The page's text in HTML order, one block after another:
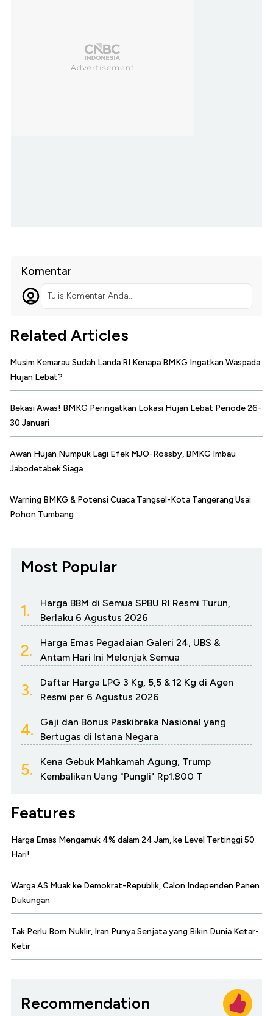
Komentar
Tulis Komentar Anda...
Related Articles
Musim Kemarau Sudah Landa RI Kenapa BMKG Ingatkan Waspada
Hujan Lebat?
Bekasi Awas! BMKG Peringatkan Lokasi Hujan Lebat Periode 26-
30 Januari
Awan Hujan Numpuk Lagi Efek MJO-Rossby, BMKG Imbau
Jabodetabek Siaga
Warning BMKG & Potensi Cuaca Tangsel-Kota Tangerang Usai
Pohon Tumbang
Most Popular
1.
Harga BBM di Semua SPBU RI Resmi Turun,
Berlaku 6 Agustus 2026
2.
Harga Emas Pegadaian Galeri 24, UBS &
Antam Hari Ini Melonjak Semua
3.
Daftar Harga LPG 3 Kg, 5,5 & 12 Kg di Agen
Resmi per 6 Agustus 2026
4.
Gaji dan Bonus Paskibraka Nasional yang
Bertugas di Istana Negara
5.
Kena Gebuk Mahkamah Agung, Trump
Kembalikan Uang "Pungli" Rp1.800 T
Features
Harga Emas Mengamuk 4% dalam 24 Jam, ke Level Tertinggi 50
Hari!
Warga AS Muak ke Demokrat-Republik, Calon Independen Panen
Dukungan
Tak Perlu Bom Nuklir, Iran Punya Senjata yang Bikin Dunia Ketar-
Ketir
Recommendation